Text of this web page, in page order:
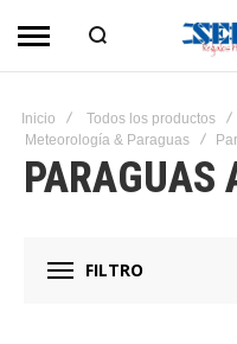
Inicio Todos los productos
Meteorología & Paraguas
PARAGUAS
FILTRO